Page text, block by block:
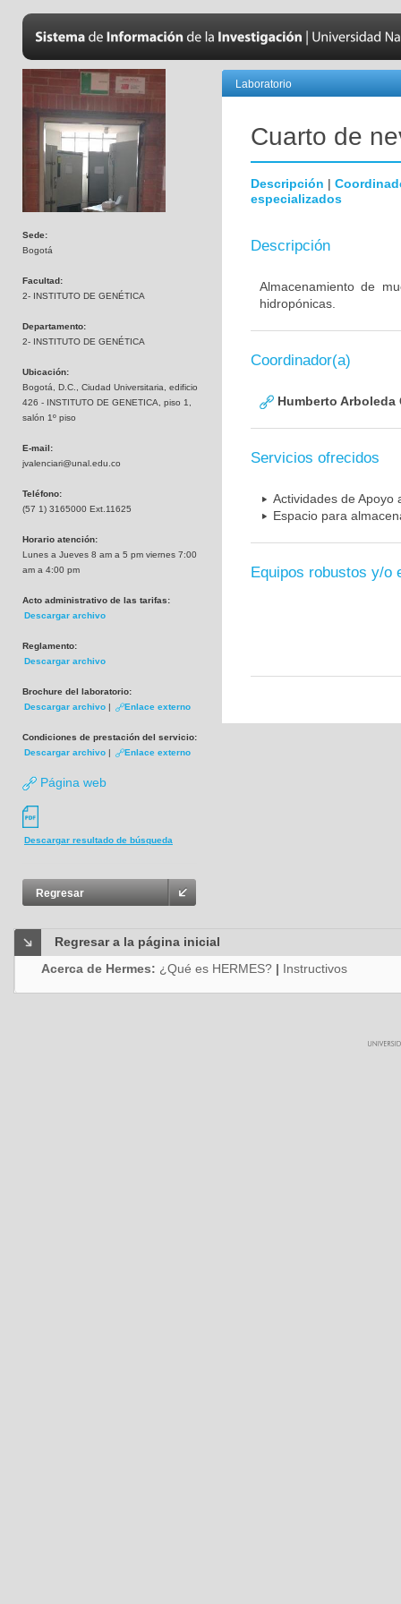
Sede:
Bogotá
Facultad:
2- INSTITUTO DE GENÉTICA
Departamento:
2- INSTITUTO DE GENÉTICA
Ubicación:
Bogotá, D.C., Ciudad Universitaria, edificio
426 - INSTITUTO DE GENETICA, piso 1,
salón 1º piso
E-mail:
jvalenciari@unal.edu.co
Teléfono:
(57 1) 3165000 Ext.11625
Horario atención:
Lunes a Jueves 8 am a 5 pm viernes 7:00
am a 4:00 pm
Acto administrativo de las tarifas:
Descargar archivo
Reglamento:
Descargar archivo
Brochure del laboratorio:
Descargar archivo | Enlace externo
Condiciones de prestación del servicio:
Descargar archivo | Enlace externo
Página web
Descargar resultado de búsqueda
Regresar
Laboratorio
Cuarto de
Descripción |
especializados
Descripción
Almacenamiento de
hidropónicas.
Coordinador(a)
Humberto Arboleda
Servicios ofrecidos
Actividades de Apoyo
Espacio para
Equipos robustos y/o
Regresar a la página inicial
Acerca de Hermes: ¿Qué es HERMES? | Instructivos